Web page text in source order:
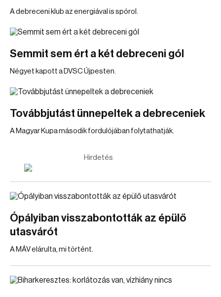
A debreceni klub az energiával is spórol.
Semmit sem ért a két debreceni gól
Négyet kapott a DVSC Újpesten.
Továbbjutást ünnepeltek a debreceniek
A Magyar Kupa második fordulójában folytathatják.
Hirdetés
Ópályiban visszabontották az épülő
utasvárót
A MÁV elárulta, mi történt.